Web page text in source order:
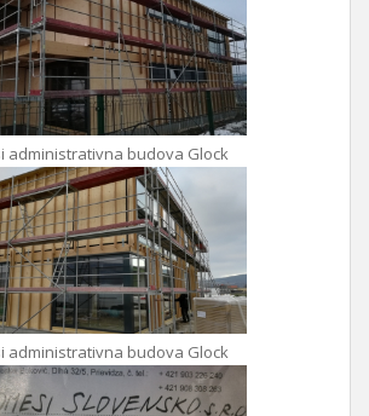
administrativna budova Glock
administrativna budova Glock